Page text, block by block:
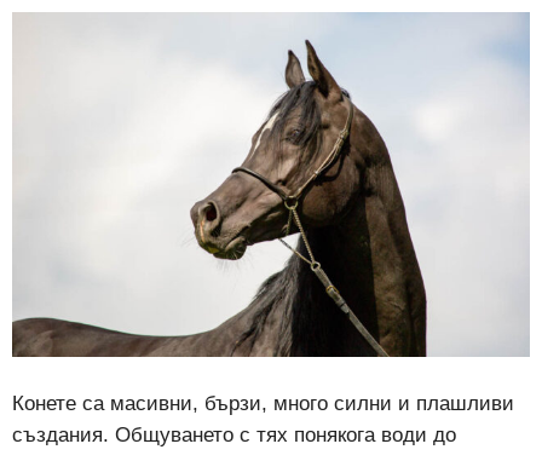
Конете са масивни, бързи, много силни и плашливи
създания. Общуването с тях понякога води до